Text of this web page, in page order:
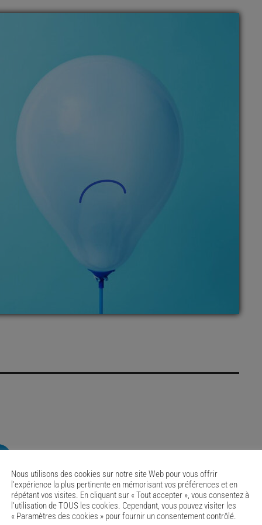
Nous utilisons des cookies sur notre site Web pour vous offrir
l'expérience la plus pertinente en mémorisant vos préférences et en
répétant vos visites. En cliquant sur « Tout accepter », vous consentez à
l'utilisation de TOUS les cookies. Cependant, vous pouvez visiter les
« Paramètres des cookies » pour fournir un consentement contrôlé.